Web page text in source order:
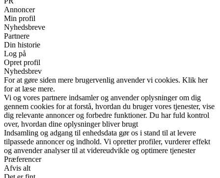
Annoncer
Min profil
Nyhedsbreve
Partnere
Din historie
Log på
Opret profil
Nyhedsbrev
For at gøre siden mere brugervenlig anvender vi cookies. Klik her
for at læse mere.
Vi og vores partnere indsamler og anvender oplysninger om dig
gennem cookies for at forstå, hvordan du bruger vores tjenester, vise
dig relevante annoncer og forbedre funktioner. Du har fuld kontrol
over, hvordan dine oplysninger bliver brugt
Indsamling og adgang til enhedsdata gør os i stand til at levere
tilpassede annoncer og indhold. Vi opretter profiler, vurderer effekt
og anvender analyser til at videreudvikle og optimere tjenester
Præferencer
Afvis alt